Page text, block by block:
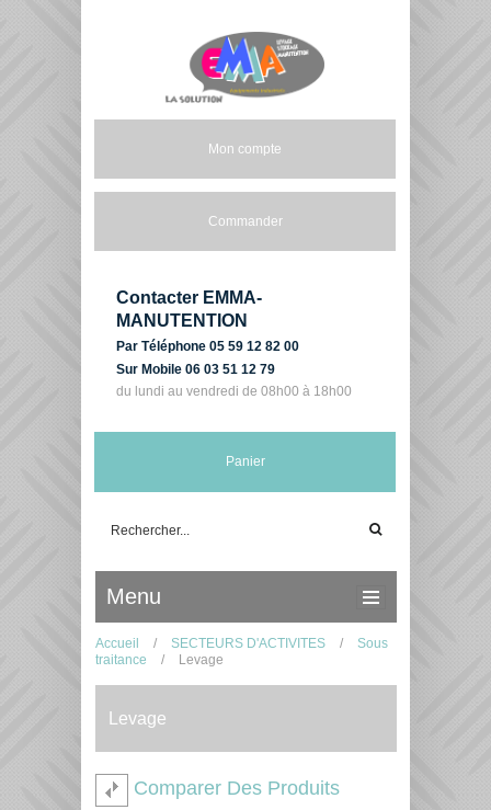
Mon compte
Commander
Contacter EMMA-
MANUTENTION
Par Téléphone 05 59 12 82 00
Sur Mobile 06 03 51 12 79
du lundi au vendredi de 08h00 à 18h00
Panier
Menu
Accueil / SECTEURS D'ACTIVITES /
Sous
traitance
/ Levage
Levage
Comparer Des Produits